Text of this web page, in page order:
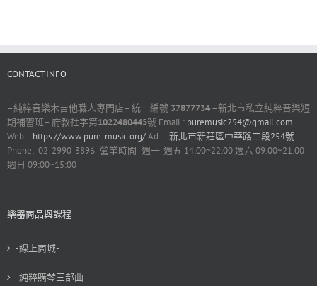
CONTACT INFO
–純粹音樂木吉他職人專門店– 統一編號 37877734 –新北市私立純粹音樂短
期補習班– 府教社字第1022480445號 Email : puremusic254@gmail.com
Web : https://www.pure-music.org/Ad : 新北市新莊區中華路二段254號
Phone: 02-2990-3896 -營業時間- 週一-週五 14:00~22:00 週六 09:00~21:00
週日 09:00~15:00
樂器商品與課程
-線上商城-
-純粹購琴三部曲-